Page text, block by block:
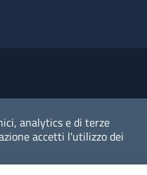
analytics e di terze
accetti l'utilizzo dei
personale